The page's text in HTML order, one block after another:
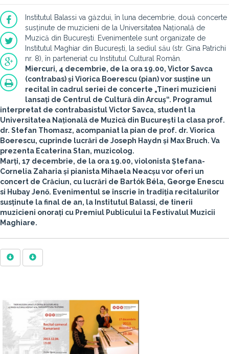
Institutul Balassi va găzdui, în luna decembrie, două concerte
susținute de muzicieni de la Universitatea Națională de
Muzică din București. Evenimentele sunt organizate de
Institutul Maghiar din București, la sediul său (str. Gina Patrichi
nr. 8), în parteneriat cu Institutul Cultural Român.
Miercuri, 4 decembrie, de la ora 19.00, Victor Savca
(contrabas) și Viorica Boerescu (pian) vor susține un
recital în cadrul seriei de concerte „Tineri muzicieni
lansați de Centrul de Cultură din Arcuș“. Programul
interpretat de contrabasistul Victor Savca, student la
Universitatea Națională de Muzică din București la clasa prof.
dr. Stefan Thomasz, acompaniat la pian de prof. dr. Viorica
Boerescu, cuprinde lucrări de Joseph Haydn și Max Bruch. Va
prezenta Ecaterina Stan, muzicolog.
Marți, 17 decembrie, de la ora 19.00, violonistaȘtefana-
Cornelia Zahariași pianista Mihaela Neacșuvor oferi un
concert de Crăciun, cu lucrări de Bartók Béla, George Enescu
si Hubay Jenő. Evenimentul se înscrie în tradiția recitalurilor
susținute la final de an, la Institutul Balassi, de tinerii
muzicieni onorați cu Premiul Publicului la Festivalul Muzicii
Maghiare.